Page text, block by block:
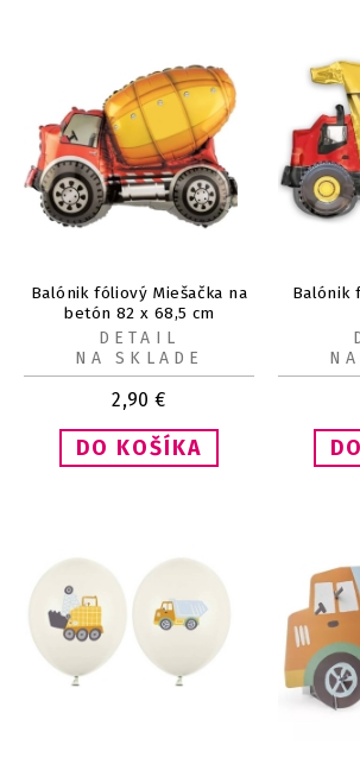
Balónik fóliový Miešačka na
betón 82 x 68,5 cm
2,90 €
DETAIL
NA SKLADE
Balónik